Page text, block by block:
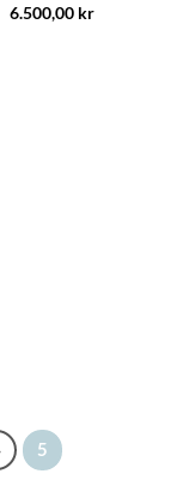
6.500,00 kr
5